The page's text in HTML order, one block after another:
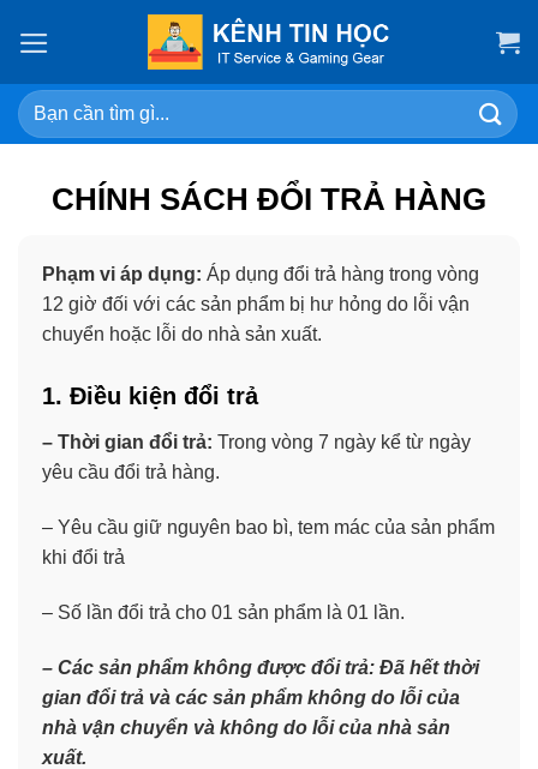
Search
for:
CHÍNH SÁCH ĐỔI TRẢ HÀNG
Phạm vi áp dụng: Áp dụng đổi trả hàng trong vòng
12 giờ đối với các sản phẩm bị hư hỏng do lỗi vận
chuyển hoặc lỗi do nhà sản xuất.
1. Điều kiện đổi trả
– Thời gian đổi trả: Trong vòng 7 ngày kể từ ngày
yêu cầu đổi trả hàng.
– Yêu cầu giữ nguyên bao bì, tem mác của sản phẩm
khi đổi trả
– Số lần đổi trả cho 01 sản phẩm là 01 lần.
– Các sản phẩm không được đổi trả: Đã hết thời
gian đổi trả và các sản phẩm không do lỗi của
nhà vận chuyển và không do lỗi của nhà sản
xuất.